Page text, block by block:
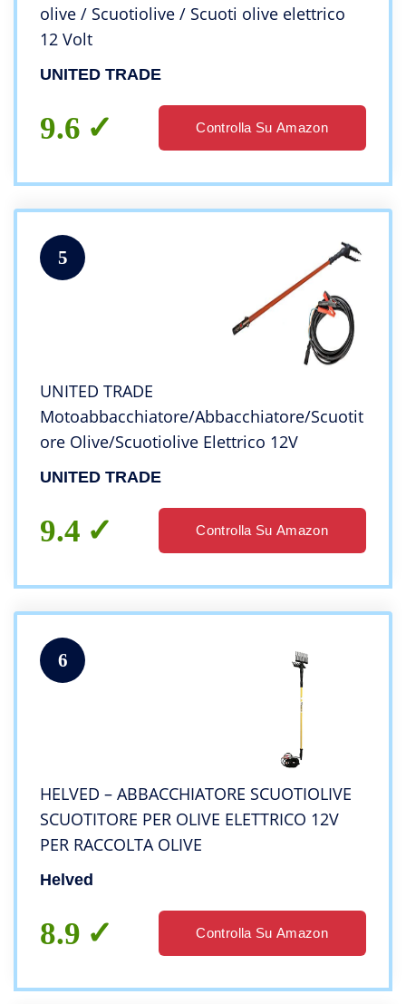
olive / Scuotiolive / Scuoti olive elettrico
12 Volt
UNITED TRADE
9.6 Controlla Su Amazon
5
UNITED TRADE
Motoabbacchiatore/Abbacchiatore/Scuotit
ore Olive/Scuotiolive Elettrico 12V
UNITED TRADE
9.4 Controlla Su Amazon
6
HELVED – ABBACCHIATORE SCUOTIOLIVE
SCUOTITORE PER OLIVE ELETTRICO 12V
PER RACCOLTA OLIVE
Helved
8.9 Controlla Su Amazon